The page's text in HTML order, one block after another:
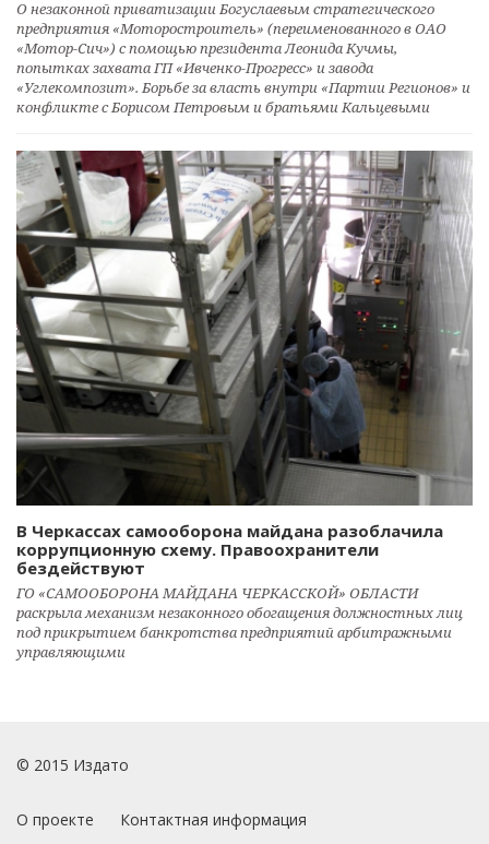
О незаконной приватизации Богуслаевым стратегического
предприятия «Моторостроитель» (переименованного в ОАО
«Мотор-Сич») с помощью президента Леонида Кучмы,
попытках захвата ГП «Ивченко-Прогресс» и завода
«Углекомпозит». Борьбе за власть внутри «Партии Регионов» и
конфликте с Борисом Петровым и братьями Кальцевыми
В Черкассах самооборона майдана разоблачила
коррупционную схему. Правоохранители
бездействуют
ГО «САМООБОРОНА МАЙДАНА ЧЕРКАССКОЙ» ОБЛАСТИ
раскрыла механизм незаконного обогащения должностных лиц
под прикрытием банкротства предприятий арбитражными
управляющими
© 2015 Издато
О проекте Контактная информация